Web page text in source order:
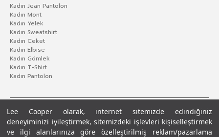
Lee Cooper olarak, internet sitemizde edindiğiniz
deneyiminizi iyileştirmek, sitemizdeki işlevleri kişiselleştirmek
ve ilgi alanlarınıza göre özelleştirilmiş reklam/pazarlama
Kadın Jean Pantolon
Kadın Mont
Kadın Yelek
Kadın Sweatshirt
Kadın Ceket
Kadın Elbise
Kadın Gömlek
Kadın T-Shirt
Kadın Pantolon